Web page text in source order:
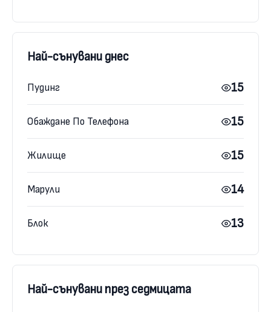
Най-сънувани днес
Пудинг 15
Обаждане По Телефона 15
Жилище 15
Марули 14
Блок 13
Най-сънувани през седмицата